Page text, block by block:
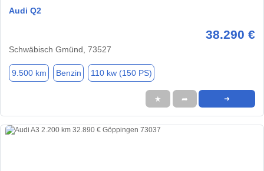
Audi Q2
38.290 €
Schwäbisch Gmünd, 73527
9.500 km Benzin 110 kw (150 PS)
★ ➦ ➜